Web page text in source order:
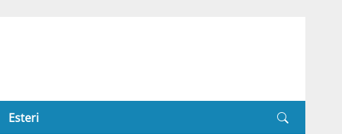
Esteri